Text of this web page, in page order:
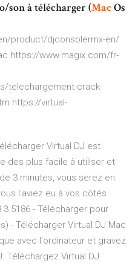
son à télécharger (MacOs
product/djconsolermx-en/
https://www.magix.com/fr-
telechargement-crack-
https://virtual-
Virtual DJ est
des plus facile à utiliser et
3 minutes, vous serez en
l'aviez eu à vos côtés
- Télécharger pour
- Télécharger Virtual DJ Mac
avec l'ordinateur et gravez
Téléchargez Virtual DJ